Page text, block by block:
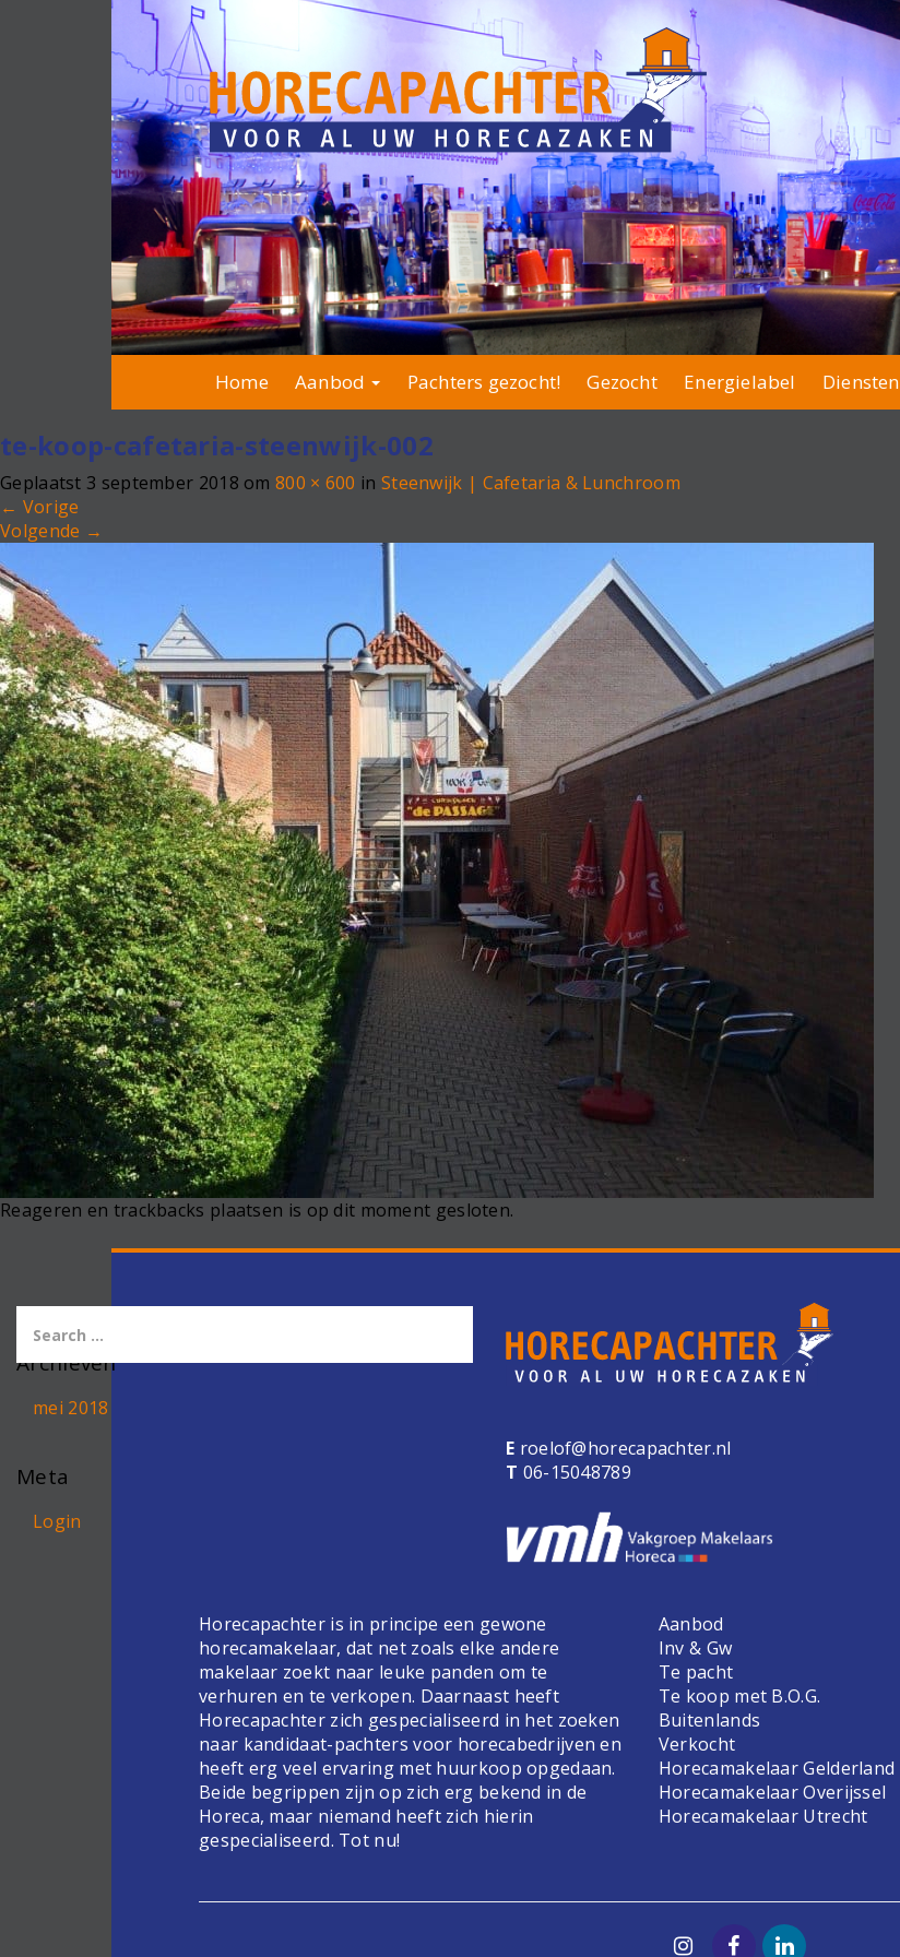
Home Aanbod Pachters gezocht! Gezocht Energielabel Diensten
te-koop-cafetaria-steenwijk-002
Geplaatst 3 september 2018 om800 × 600 in Steenwijk | Cafetaria & Lunchroom
← Vorige
Volgende →
Reageren en trackbacks plaatsen is op dit moment gesloten.
Archieven
mei 2018
Meta
Login
E roelof@horecapachter.nl
T 06-15048789
Horecapachter is in principe een gewone
horecamakelaar, dat net zoals elke andere
makelaar zoekt naar leuke panden om te
verhuren en te verkopen. Daarnaast heeft
Horecapachter zich gespecialiseerd in het zoeken
naar kandidaat-pachters voor horecabedrijven en
heeft erg veel ervaring met huurkoop opgedaan.
Beide begrippen zijn op zich erg bekend in de
Horeca, maar niemand heeft zich hierin
gespecialiseerd. Tot nu!
Aanbod
Inv & Gw
Te pacht
Te koop met B.O.G.
Buitenlands
Verkocht
Horecamakelaar Gelderland
Horecamakelaar Overijssel
Horecamakelaar Utrecht